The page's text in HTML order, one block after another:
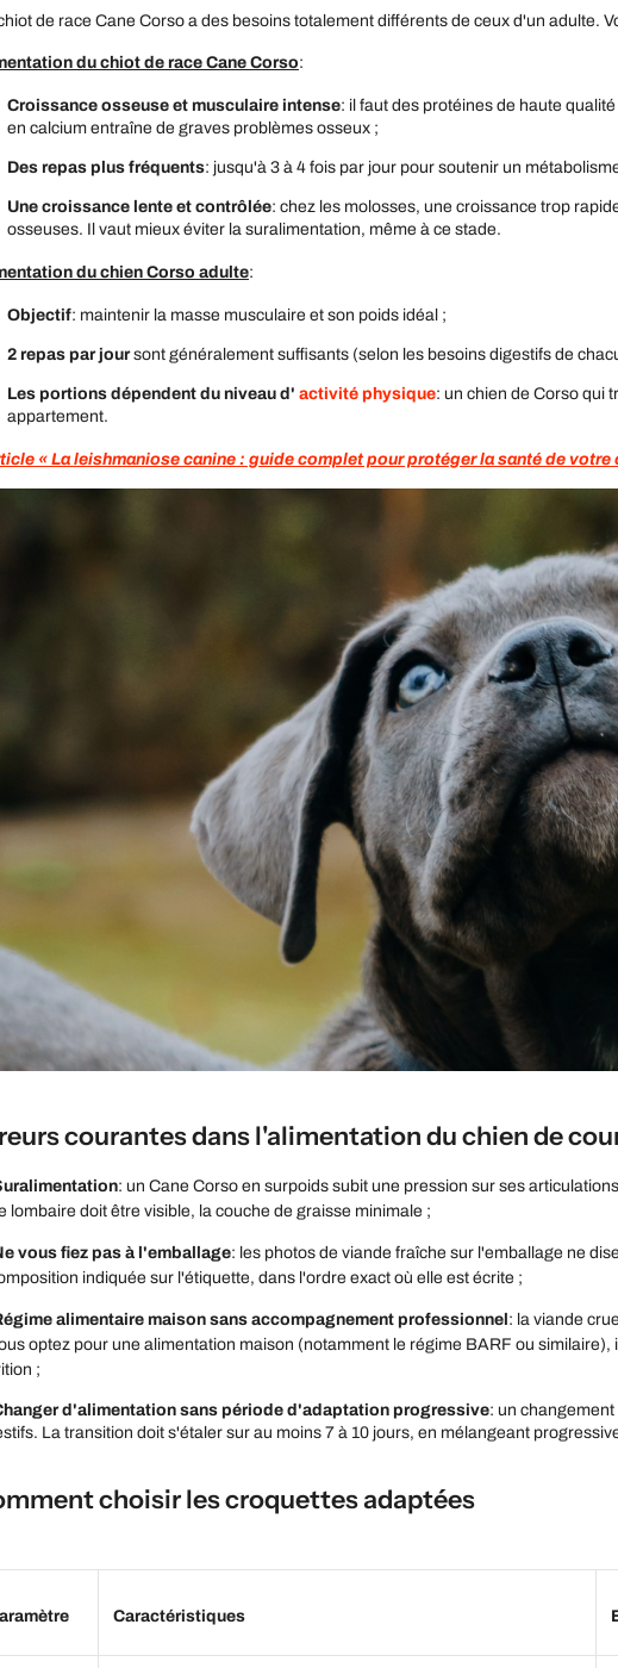
de race Cane Corso a des besoins totalement différents de ceux d'un adulte.
du chiot de race Cane Corso:
Croissance osseuse et musculaire intense: il faut des protéines de haute
en calcium entraîne de graves problèmes osseux ;
Des repas plus fréquents: jusqu'à 3 à 4 fois par jour pour soutenir un
Une croissance lente et contrôlée: chez les molosses, une croissance trop
osseuses. Il vaut mieux éviter la suralimentation, même à ce stade.
du chien Corso adulte:
Objectif: maintenir la masse musculaire et son poids idéal ;
2 repas par joursont généralement suffisants (selon les besoins digestifs de
Les portions dépendent du niveau d' activité physique: un chien de Corso qui
appartement.
« La leishmaniose canine : guide complet pour protéger la santé de
courantes dans l'alimentation du chien de
: un Cane Corso en surpoids subit une pression sur ses
lombaire doit être visible, la couche de graisse minimale ;
vous fiez pas à l'emballage: les photos de viande fraîche sur l'emballage ne
indiquée sur l'étiquette, dans l'ordre exact où elle est écrite ;
alimentaire maison sans accompagnement professionnel : la viande
optez pour une alimentation maison (notamment le régime BARF ou
;
d'alimentation sans période d'adaptation progressive: un
La transition doit s'étaler sur au moins 7 à 10 jours, en mélangeant
choisir les croquettes adaptées
Caractéristiques